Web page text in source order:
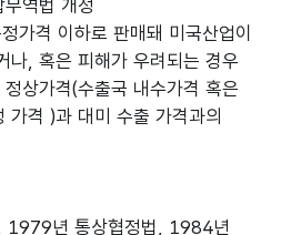
역법 개정
가격 이하로 판매돼 미국산업이
나, 혹은 피해가 우려되는 경우
상가격(수출국 내수가격 혹은
격 )과 대미 수출 가격과의
년 통상협정법, 1984년